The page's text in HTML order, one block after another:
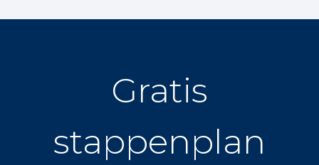
Gratis
stappenplan